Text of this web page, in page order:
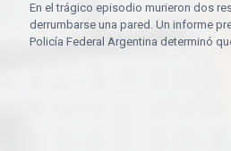
En el trágico episodio murieron dos
derrumbarse una pared. Un informe
Policía Federal Argentina determinó